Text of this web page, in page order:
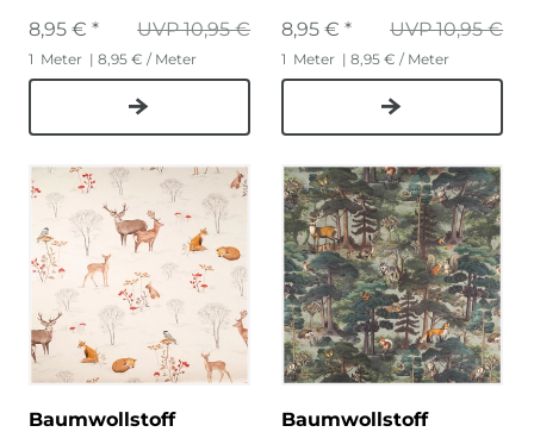
UVP 10,95 €
8,95 € *
1 Meter | 8,95 € / Meter
UVP 10,95 €
8,95 € *
1 Meter | 8,95 € / Meter
Baumwollstoff
Baumwollstoff